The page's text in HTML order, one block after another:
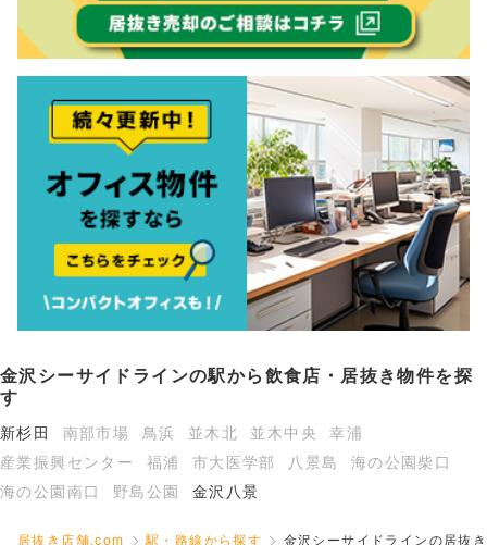
金沢シーサイドラインの駅から飲食店・居抜き物件を探
す
新杉田 南部市場 鳥浜 並木北 並木中央
幸浦
産業振興センター
福浦 市大医学部 八景島
海の公園柴口
海の公園南口
野島公園 金沢八景
居抜き店舗.com 駅・路線から探す 金沢シーサイドラインの居抜